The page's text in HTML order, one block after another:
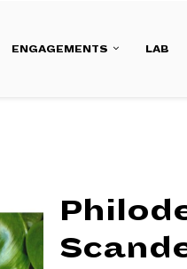
ENGAGEMENTS LAB